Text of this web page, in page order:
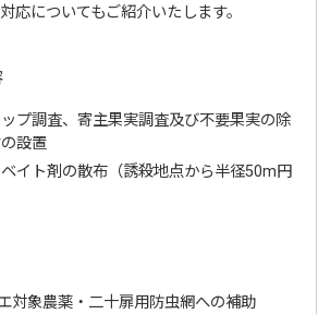
応についてもご紹介いたします。
プ調査、寄主果実調査及び不要果実の除
設置
イト剤の散布（誘殺地点から半径50m円
対象農薬・二十扉用防虫網への補助